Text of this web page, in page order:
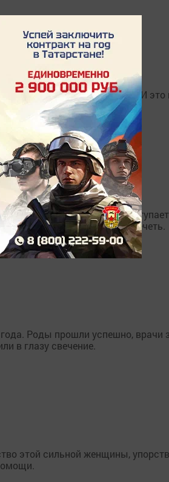
так и не начавшись
мечети на ул. Гоголя. И это
давно. Он часто
раз он пригласил нас в мечеть.
Роды прошли успешно, врачи
в глазу свечение.
этой сильной женщины,